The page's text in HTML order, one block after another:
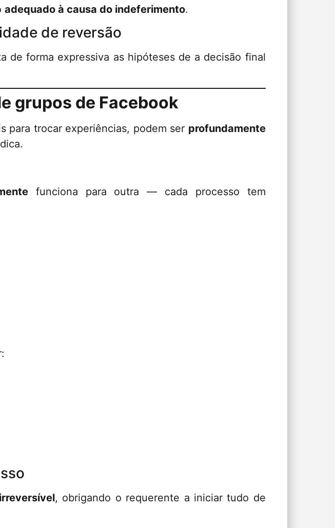
adequado à causa do indeferimento.
de reversão
de forma expressiva as hipóteses de a decisão final
grupos de Facebook
para trocar experiências, podem ser profundamente
funciona para outra — cada processo tem
, obrigando o requerente a iniciar tudo de